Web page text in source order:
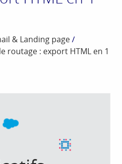
& Landing page/
routage : export HTML en 1